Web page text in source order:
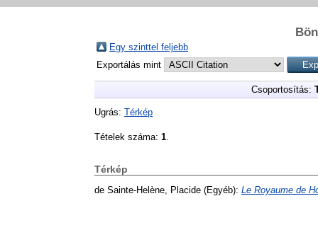
Egy szinttel feljebb
Exportálás mint
Csoportosítás:
Ugrás: Térkép
Tételek száma: 1
Térkép
de Sainte-Helène, Placide (Egyéb): Le Royaume de